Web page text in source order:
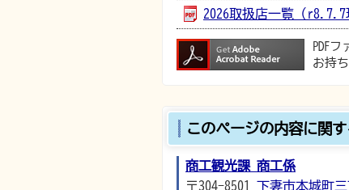
2026取扱店一覧（r8.7.7
PDF
お持
このページの内容に関
商工観光課 商工係
〒304-8501 下妻市本城町